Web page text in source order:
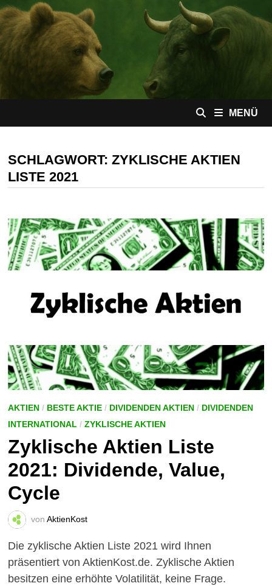
Zum
Inhalt
springen
MENÜ
SCHLAGWORT: ZYKLISCHE AKTIEN
LISTE 2021
AKTIEN/ BESTE AKTIE/ DIVIDENDEN AKTIEN/ DIVIDENDEN
INTERNATIONAL/ ZYKLISCHE AKTIEN
Zyklische Aktien Liste
2021: Dividende, Value,
Cycle
von AktienKost
Die zyklische Aktien Liste 2021 wird Ihnen
präsentiert von AktienKost.de. Zyklische Aktien
besitzen eine erhöhte Volatilität, keine Frage.